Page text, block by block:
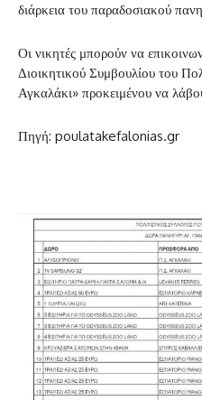
διάρκεια του παραδοσιακού
Οι νικητές μπορούν να
Διοικητικού Συμβουλίου του
Αγκαλάκι» προκειμένου να
Πηγή: poulatakefalonias.gr